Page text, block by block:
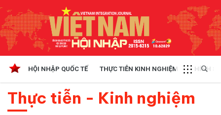
HỘI NHẬP QUỐC TẾ THỰC TIỄN KINH NGHIỆM CHÍNH
Thực tiễn - Kinh nghiệm